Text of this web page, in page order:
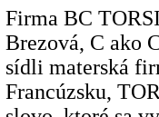
Firma BC
Brezová, C ako
sídli materská
Francúzsku,